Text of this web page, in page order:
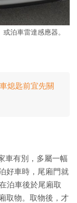
泊車雷達感應器。
熄匙前宜先關
車有別，多屬一幅
好車時，尾廂門就
泊車後於尾廂取
取物。取物後，才